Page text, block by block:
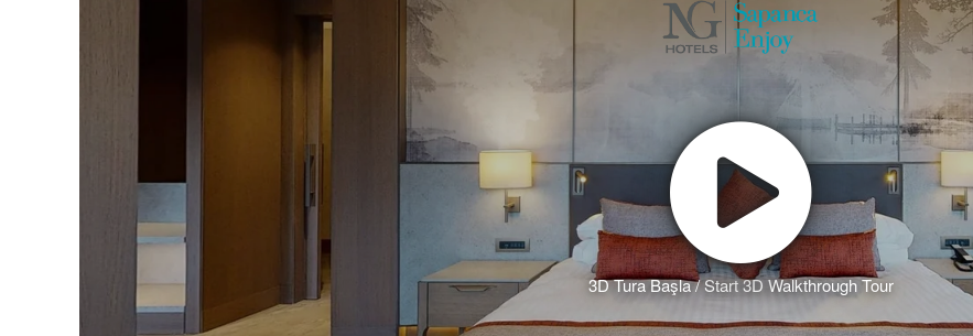
3D Tura Başla / Start 3D Walkthrough Tour